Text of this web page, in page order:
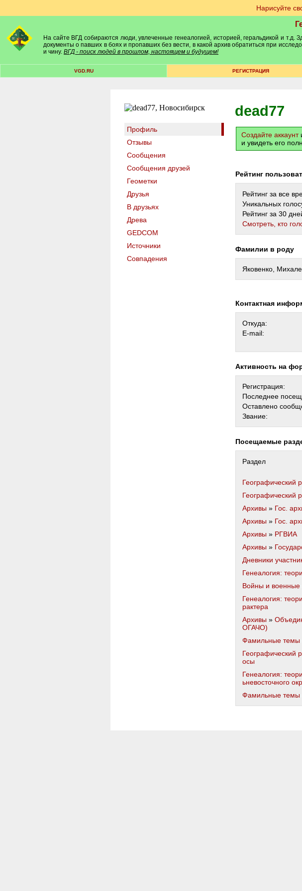
Нарисуйте
На сайте ВГД собираются люди, увлеченные генеалогией, историей, геральдикой и т.д.
документы о павших в боях и пропавших без вести, в какой архив обратиться при
и чину. ВГД - поиск людей в прошлом, настоящем и будущем!
VGD.RU РЕГИСТРАЦИЯ
Профиль
Отзывы
Сообщения
Сообщения друзей
Геометки
Друзья
В друзьях
Древа
GEDCOM
Источники
Совпадения
dead77
Создайте аккаунт
и увидеть его
Рейтинг
Рейтинг за все
Уникальных
Рейтинг за 30
Cмотреть, кто
Фамилии в роду
Яковенко,
Контактная
Откуда:
E-mail:
Активность на
Регистрация:
Последнее
Оставлено
Звание:
Посещаемые
Раздел
Географический
Географический
Архивы » Гос.
Архивы » Гос.
Архивы » РГВИА
Архивы »
Дневники
Генеалогия:
Войны и военные
Генеалогия:
рактера
Архивы »
ОГАЧО)
Фамильные темы
Географический
осы
Генеалогия:
ьневосточного
Фамильные темы